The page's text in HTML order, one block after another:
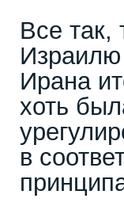
Все так,
Израилю
Ирана
хоть
в